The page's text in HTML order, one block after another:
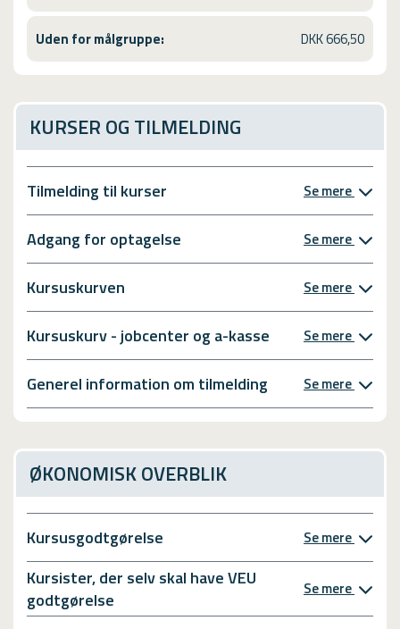
Uden for målgruppe: DKK 666,50
KURSER OG TILMELDING
Tilmelding til kurser Se mere
Adgang for optagelse Se mere
Kursuskurven Se mere
Kursuskurv - jobcenter og a-kasse Se mere
Generel information om tilmelding Se mere
ØKONOMISK OVERBLIK
Kursusgodtgørelse Se mere
Kursister, der selv skal have VEU
godtgørelse
Se mere